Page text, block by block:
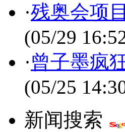
·残奥会项
(05/29
·曾子墨疯
(05/25
新闻搜索